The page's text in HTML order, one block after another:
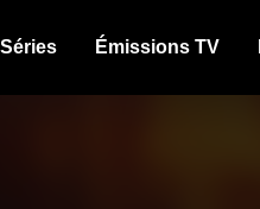
Séries Émissions TV